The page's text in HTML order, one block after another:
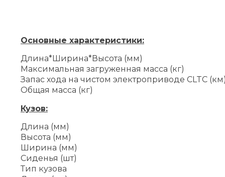
Основные характеристики:
Длина*Ширина*Высота (мм)
Максимальная загруженная масса (кг)
Запас хода на чистом электроприводе CLTC
Общая масса (кг)
Кузов:
Длина (мм)
Высота (мм)
Ширина (мм)
Сиденья (шт)
Тип кузова